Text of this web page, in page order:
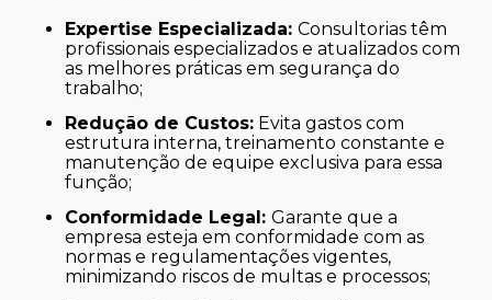
Expertise Especializada:Consultorias têm
profissionais especializados e atualizados com
as melhores práticas em segurança do
trabalho;
Redução de Custos: Evita gastos com
estrutura interna, treinamento constante e
manutenção de equipe exclusiva para essa
função;
Conformidade Legal:Garante que a
empresa esteja em conformidade com as
normas e regulamentações vigentes,
minimizando riscos de multas e processos;